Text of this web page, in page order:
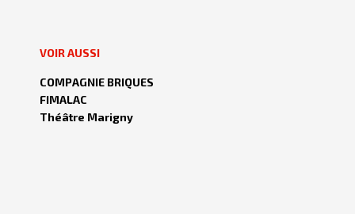
VOIR AUSSI
COMPAGNIE BRIQUES
FIMALAC
Théâtre Marigny